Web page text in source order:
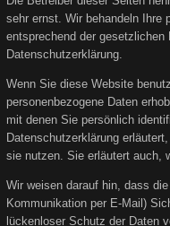
sehr ernst. Wir behandeln Ihre
entsprechend der
Datenschutzerklärung.
Wenn Sie diese Website
personenbezogene Daten
mit denen Sie persönlich
Datenschutzerklärung
sie nutzen. Sie erläutert auch,
Wir weisen darauf hin, dass
Kommunikation per E-Mail)
lückenloser Schutz der Daten